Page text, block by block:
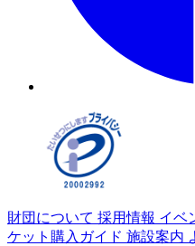
財団について 採用情報 イベ
ケット購入ガイド 施設案内